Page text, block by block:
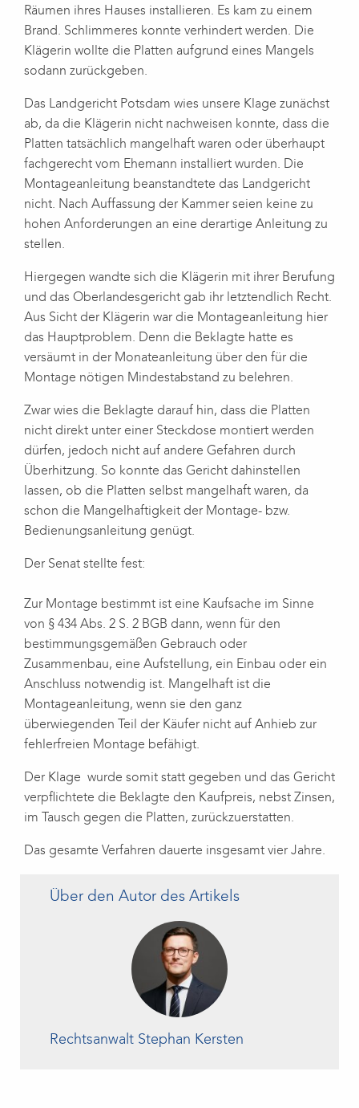
Räumen ihres Hauses installieren. Es kam zu einem
Brand. Schlimmeres konnte verhindert werden. Die
Klägerin wollte die Platten aufgrund eines Mangels
sodann zurückgeben.
Das Landgericht Potsdam wies unsere Klage zunächst
ab, da die Klägerin nicht nachweisen konnte, dass die
Platten tatsächlich mangelhaft waren oder überhaupt
fachgerecht vom Ehemann installiert wurden. Die
Montageanleitung beanstandtete das Landgericht
nicht. Nach Auffassung der Kammer seien keine zu
hohen Anforderungen an eine derartige Anleitung zu
stellen.
Hiergegen wandte sich die Klägerin mit ihrer Berufung
und das Oberlandesgericht gab ihr letztendlich Recht.
Aus Sicht der Klägerin war die Montageanleitung hier
das Hauptproblem. Denn die Beklagte hatte es
versäumt in der Monateanleitung über den für die
Montage nötigen Mindestabstand zu belehren.
Zwar wies die Beklagte darauf hin, dass die Platten
nicht direkt unter einer Steckdose montiert werden
dürfen, jedoch nicht auf andere Gefahren durch
Überhitzung. So konnte das Gericht dahinstellen
lassen, ob die Platten selbst mangelhaft waren, da
schon die Mangelhaftigkeit der Montage- bzw.
Bedienungsanleitung genügt.
Der Senat stellte fest:
Zur Montage bestimmt ist eine Kaufsache im Sinne
von § 434 Abs. 2 S. 2 BGB dann, wenn für den
bestimmungsgemäßen Gebrauch oder
Zusammenbau, eine Aufstellung, ein Einbau oder ein
Anschluss notwendig ist. Mangelhaft ist die
Montageanleitung, wenn sie den ganz
überwiegenden Teil der Käufer nicht auf Anhieb zur
fehlerfreien Montage befähigt.
Der Klage wurde somit statt gegeben und das Gericht
verpflichtete die Beklagte den Kaufpreis, nebst Zinsen,
im Tausch gegen die Platten, zurückzuerstatten.
Das gesamte Verfahren dauerte insgesamt vier Jahre.
Über den Autor des Artikels
Rechtsanwalt Stephan Kersten